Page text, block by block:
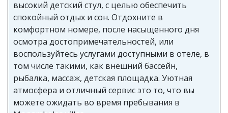
высокий детский стул, с целью обеспечить
спокойный отдых и сон. Отдохните в
комфортном номере, после насыщенного дня
осмотра достопримечательностей, или
воспользуйтесь услугами доступными в отеле, в
том числе такими, как внешний бассейн,
рыбалка, массаж, детская площадка. Уютная
атмосфера и отличный сервис это то, что вы
можете ожидать во время пребывания в